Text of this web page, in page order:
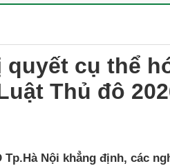
quyết cụ thể
Thủ đô
Nội khẳng định, các